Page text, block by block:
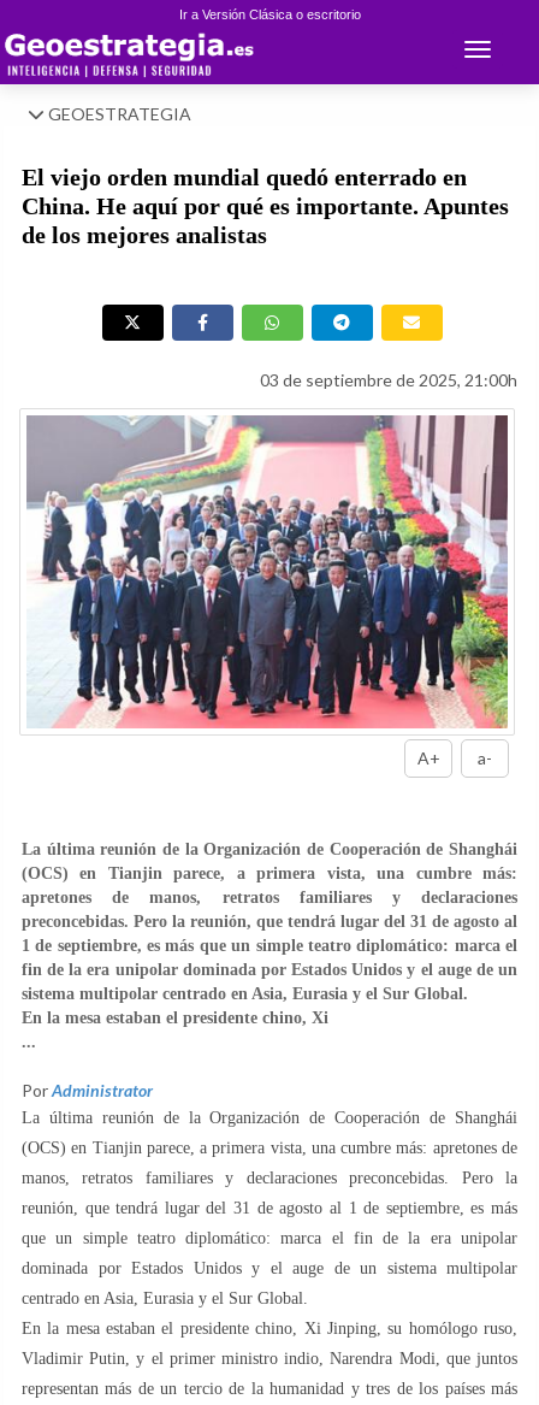
Ir a Versión Clásica o escritorio
Toggle
GEOESTRATEGIA
El viejo orden mundial quedó enterrado en
China. He aquí por qué es importante. Apuntes
de los mejores analistas
03 de septiembre de 2025, 21:00h
A+ a-
La última reunión de la Organización de Cooperación de Shanghái
(OCS) en Tianjin parece, a primera vista, una cumbre más:
apretones de manos, retratos familiares y declaraciones
preconcebidas. Pero la reunión, que tendrá lugar del 31 de agosto al
1 de septiembre, es más que un simple teatro diplomático: marca el
fin de la era unipolar dominada por Estados Unidos y el auge de un
sistema multipolar centrado en Asia, Eurasia y el Sur Global.
En la mesa estaban el presidente chino, Xi
...
PorAdministrator
La última reunión de la Organización de Cooperación de Shanghái
(OCS) en Tianjin parece, a primera vista, una cumbre más: apretones de
manos, retratos familiares y declaraciones preconcebidas. Pero la
reunión, que tendrá lugar del 31 de agosto al 1 de septiembre, es más
que un simple teatro diplomático: marca el fin de la era unipolar
dominada por Estados Unidos y el auge de un sistema multipolar
centrado en Asia, Eurasia y el Sur Global.
En la mesa estaban el presidente chino, Xi Jinping, su homólogo ruso,
Vladimir Putin, y el primer ministro indio, Narendra Modi, que juntos
representan más de un tercio de la humanidad y tres de los países más